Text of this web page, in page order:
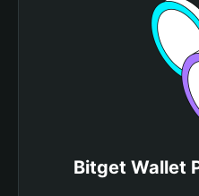
Bitget Wallet